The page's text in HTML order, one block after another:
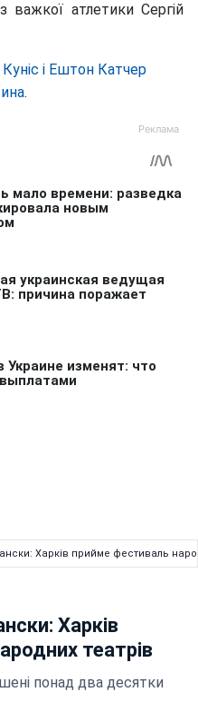
важкої атлетики Сергій
Куніс і Ештон Катчер
.
Харків прийме фестиваль
Харків
театрів
понад два десятки